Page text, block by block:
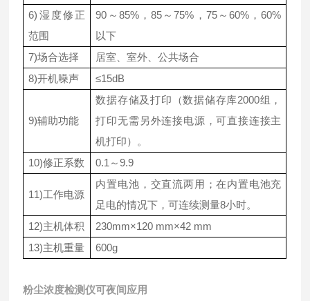
6)湿度修正
范围
90～85%，85～75%，75～60%，60%
以下
7)场合选择
居室、室外、公共场合
8)开机噪声
≤15dB
9)辅助功能
数据存储及打印（数据储存库2000组，
打印无需另外连接电源，可直接连接主
机打印）。
10)修正系数
0.1～9.9
11)工作电源
内置电池，交直流两用；在内置电池充
足电的情况下，可连续测量8小时。
12)主机体积
230mm×120 mm×42 mm
13)主机重量
600g
粉尘浓度检测仪可夜间应用